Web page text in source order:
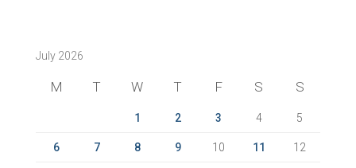
h
July 2026
M T W T F S S
1 2 3 4 5
6 7 8 9 10 11 12